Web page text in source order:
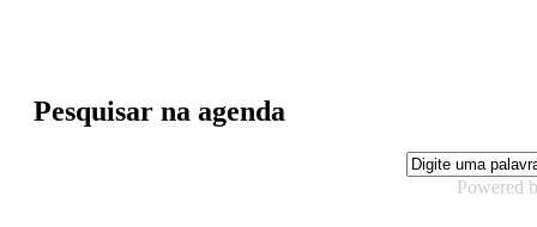
Pesquisar na agenda
Powered